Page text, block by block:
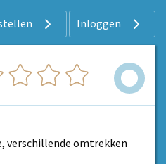
Inloggen
verschillende omtrekken